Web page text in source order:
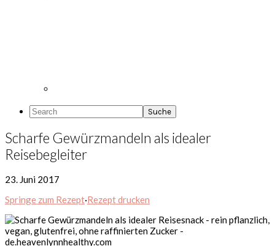
Search
Scharfe Gewürzmandeln als idealer
Reisebegleiter
23. Juni 2017
Springe zum Rezept·Rezept drucken